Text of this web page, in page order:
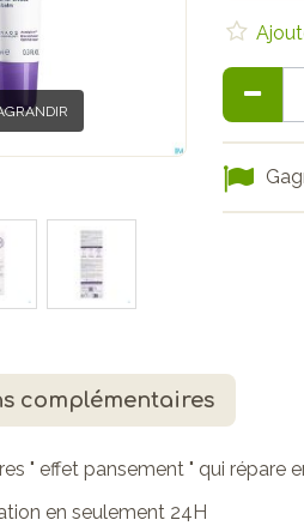
complémentaires
" effet pansement " qui répare
en seulement 24H